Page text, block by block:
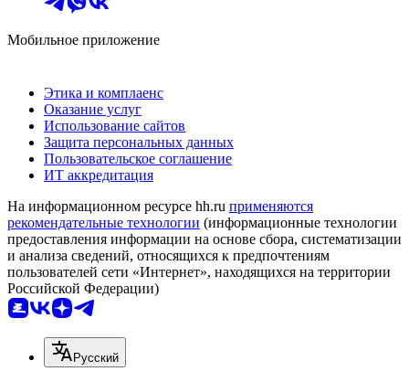
Мобильное приложение
Этика и комплаенс
Оказание услуг
Использование сайтов
Защита персональных данных
Пользовательское соглашение
ИТ аккредитация
На информационном ресурсе hh.ru применяются
рекомендательные технологии (информационные технологии
предоставления информации на основе сбора, систематизации
и анализа сведений, относящихся к предпочтениям
пользователей сети «Интернет», находящихся на территории
Российской Федерации)
Русский